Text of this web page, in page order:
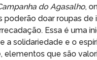
do Agasalho,
poderão doar roupas de
Essa é uma
a solidariedade e o
elementos que são